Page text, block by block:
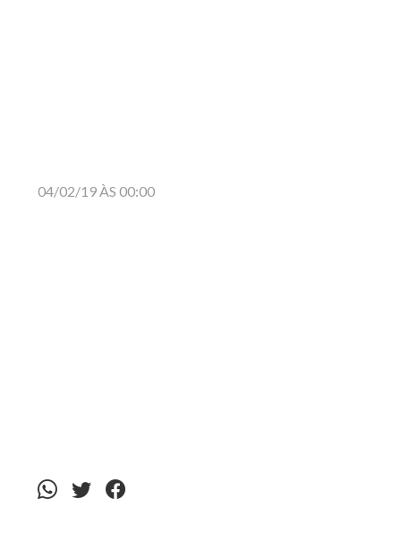
04/02/19 ÀS 00:00